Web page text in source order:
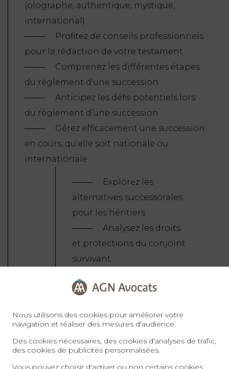
(olographe, authentique, mystique,
international)
Profitez de conseils professionnels
pour la rédaction de votre testament
Comprenez les différentes étapes
du règlement d’une succession
Anticipez les défis potentiels lors
du règlement d’une succession
Gérez efficacement une succession
en cours, qu’elle soit nationale ou
internationale :
Explorez les
alternatives successorales
pour les héritiers
Analysez les droits
et protections du conjoint
survivant
fonds des assurances-vie
échanges avec le notaire
parvenir à un accord
Évaluez les
Nous utilisons des cookies pour améliorer votre
navigation et réaliser des mesures d'audience.
Des cookies nécessaires, des cookies d'analyses de trafic,
des cookies de publicités personnalisées.
Vous pouvez choisir d'activer ou non certains cookies